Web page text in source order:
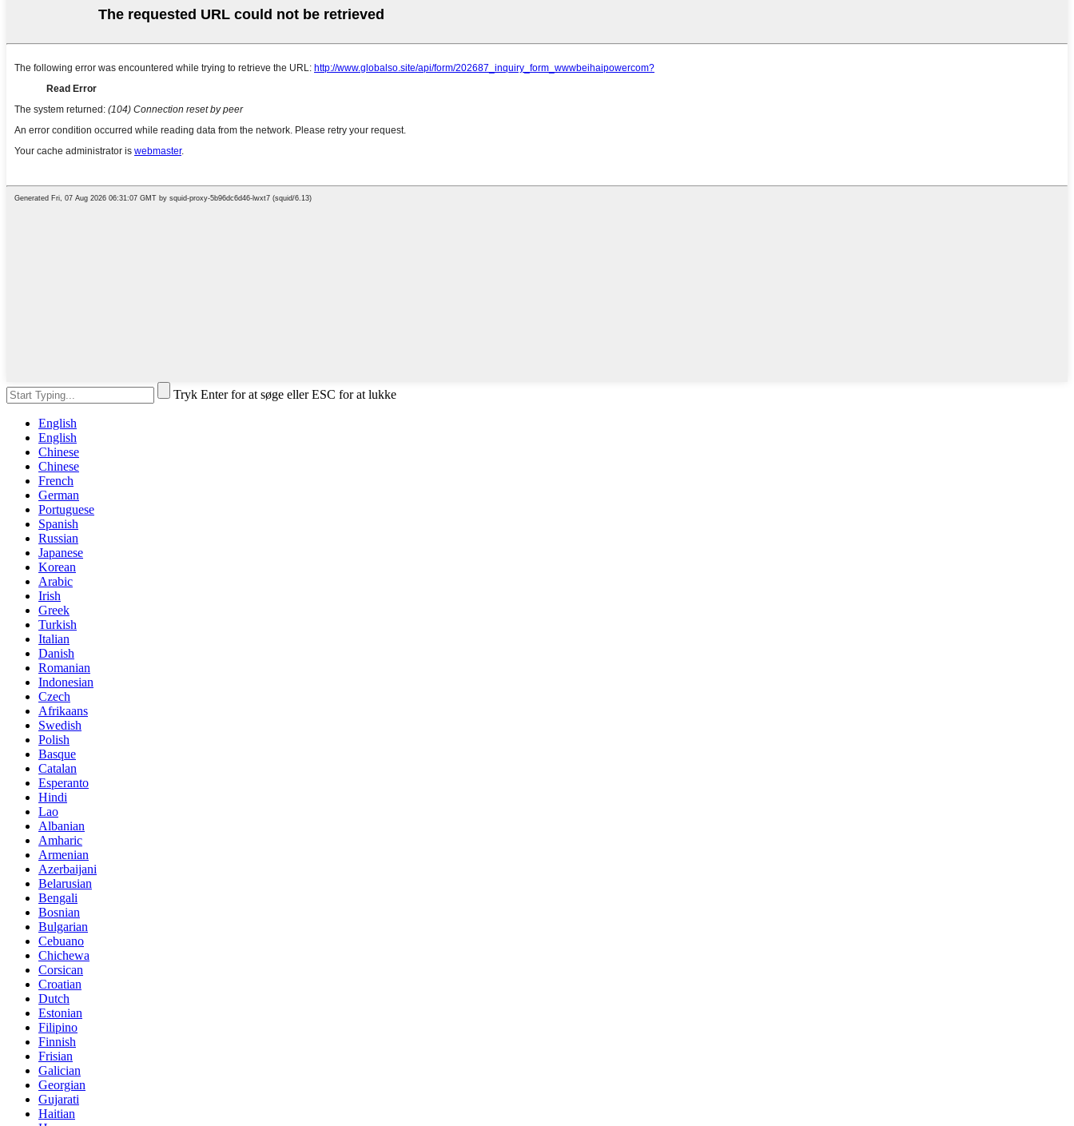
Tryk Enter for at søge eller ESC for at lukke
English
English
Chinese
Chinese
French
German
Portuguese
Spanish
Russian
Japanese
Korean
Arabic
Irish
Greek
Turkish
Italian
Danish
Romanian
Indonesian
Czech
Afrikaans
Swedish
Polish
Basque
Catalan
Esperanto
Hindi
Lao
Albanian
Amharic
Armenian
Azerbaijani
Belarusian
Bengali
Bosnian
Bulgarian
Cebuano
Chichewa
Corsican
Croatian
Dutch
Estonian
Filipino
Finnish
Frisian
Galician
Georgian
Gujarati
Haitian